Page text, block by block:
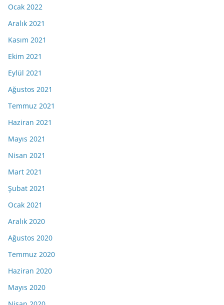
Ocak 2022
Aralık 2021
Kasım 2021
Ekim 2021
Eylül 2021
Ağustos 2021
Temmuz 2021
Haziran 2021
Mayıs 2021
Nisan 2021
Mart 2021
Şubat 2021
Ocak 2021
Aralık 2020
Ağustos 2020
Temmuz 2020
Haziran 2020
Mayıs 2020